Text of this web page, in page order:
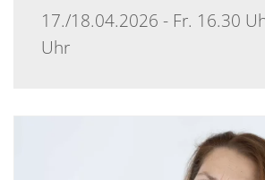
17./18.04.2026 - Fr. 16.30
Uhr